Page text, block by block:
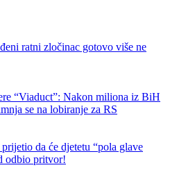
ratni zločinac gotovo više ne
“Viaduct”: Nakon miliona iz BiH
se na lobiranje za RS
da će djetetu “pola glave
odbio pritvor!